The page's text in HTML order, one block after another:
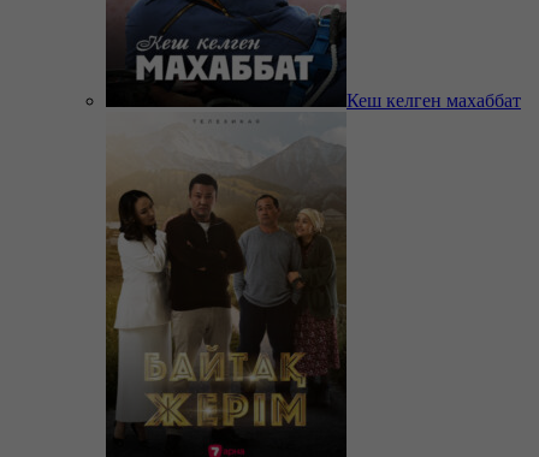
Кеш келген махаббат